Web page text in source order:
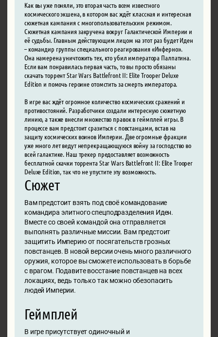
Как вы уже поняли, это вторая часть всем известного
космического экшена, в котором вас ждёт классная и интересная
сюжетная кампания с многопользовательским режимом.
Сюжетная кампания закручена вокруг Галактической Империи и
её судьбы. Главным действующим лицом на этот раз будет Иден
– командир группы специального реагирования «Инферно».
Она намерена уничтожить тех, кто убил императора Палпатина.
Если вам понравилась первая часть, то вы просто обязаны
скачать торрент Star Wars Battlefront II: Elite Trooper Deluxe
Edition и помочь героине отомстить за смерть императора.
В игре вас ждёт огромное количество космических сражений и
противостояний. Разработчики создали интересную сюжетную
линию, а также внесли множество правок в геймплей игры. В
процессе вам предстоит сразиться с повстанцами, встав на
защиту космических воинов Империи. Две огромные фракции
уже много лет ведут непрекращающуюся войну за господство во
всей галактике. Наш трекер предоставляет возможность
бесплатной скачки торрента Star Wars Battlefront II: Elite Trooper
Deluxe Edition, так что не упустите эту возможность.
Сюжет
Вам предстоит взять под своё командование
командира элитного спецподразделения Иден.
Вместе со своей командой она отправляется
выполнять различные миссии. Вам предстоит
защитить Империю от посягательств грозных
повстанцев. В новой версии очень много различного
оружия, которое вы сможете использовать в борьбе
с врагом. Подавите восстание повстанцев на всех
локациях, ведь только так можно обезопасить
людей Империи.
Геймплей
В игре присутствует одиночный и